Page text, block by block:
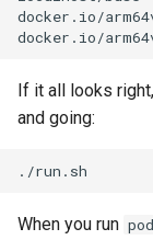
docker.io/
docker.io/
If it all looks
and going:
When you run